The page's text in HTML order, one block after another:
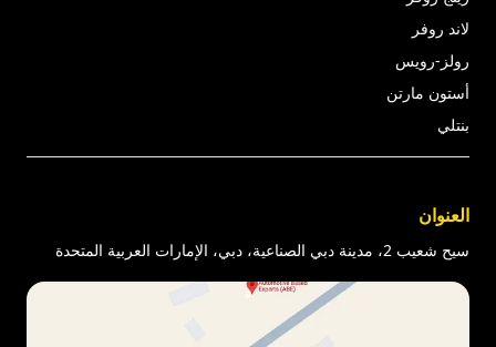
لاند روفر
رولز-رويس
أستون مارتن
بنتلي
العنوان
سيح شعيب 2، مدينة دبي الصناعية، دبي، الإمارات العربية المتحدة